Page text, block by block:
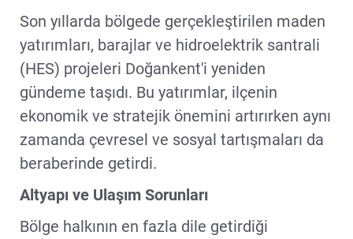
Son yıllarda bölgede gerçekleştirilen maden
yatırımları, barajlar ve hidroelektrik santrali
(HES) projeleri Doğankent'i yeniden
gündeme taşıdı. Bu yatırımlar, ilçenin
ekonomik ve stratejik önemini artırırken aynı
zamanda çevresel ve sosyal tartışmaları da
beraberinde getirdi.
Altyapı ve Ulaşım Sorunları
Bölge halkının en fazla dile getirdiği